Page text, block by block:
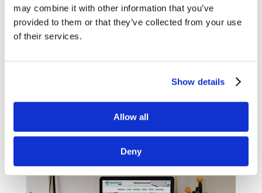
may combine it with other information that you’ve
provided to them or that they’ve collected from your use
of their services.
Show details
Allow all
Deny
Wartość dla konsumenta, praca zespołowa
i prima aprilis [Przegląd blogosfery
marketingowej #13]
„trzynastki” za pechową liczbę. Mamy nadzieję,
blogów marketingowych i biznesowych
co poprzednie odsłony!...